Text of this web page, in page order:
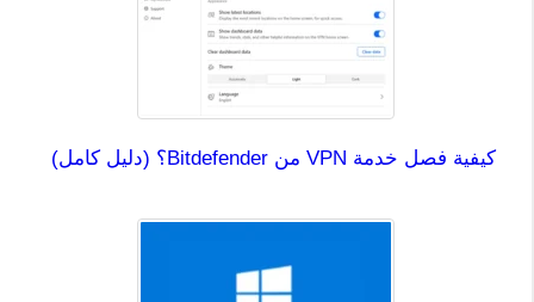
كيفية فصل خدمة VPN من Bitdefender؟ (دليل كامل)